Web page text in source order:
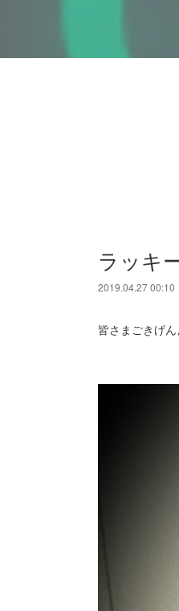
ラッキ
2019.04.27 00:10
皆さまごきげ